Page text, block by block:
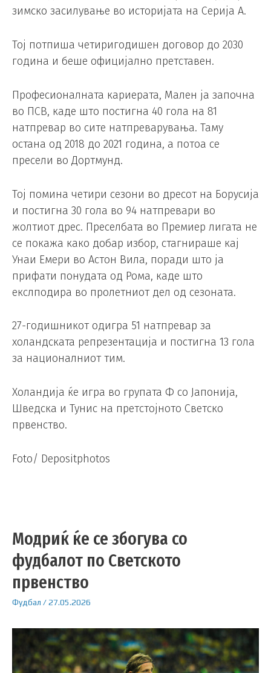
зимско засилување во историјата на Серија А.
Тој потпиша четиригодишен договор до 2030
година и беше официјално претставен.
Професионалната кариерата, Мален ја започна
во ПСВ, каде што постигна 40 гола на 81
натпревар во сите натпреварувања. Таму
остана од 2018 до 2021 година, а потоа се
пресели во Дортмунд.
Тој помина четири сезони во дресот на Борусија
и постигна 30 гола во 94 натпревари во
жолтиот дрес. Преселбата во Премиер лигата не
се покажа како добар избор, стагнираше кај
Унаи Емери во Астон Вила, поради што ја
прифати понудата од Рома, каде што
екслподира во пролетниот дел од сезоната.
27-годишникот одигра 51 натпревар за
холандската репрезентација и постигна 13 гола
за националниот тим.
Холандија ќе игра во групата Ф со Јапонија,
Шведска и Тунис на претстојното Светско
првенство.
Foto/ Depositphotos
Модриќ ќе се збогува со
фудбалот по Светското
првенство
Фудбал /27.05.2026